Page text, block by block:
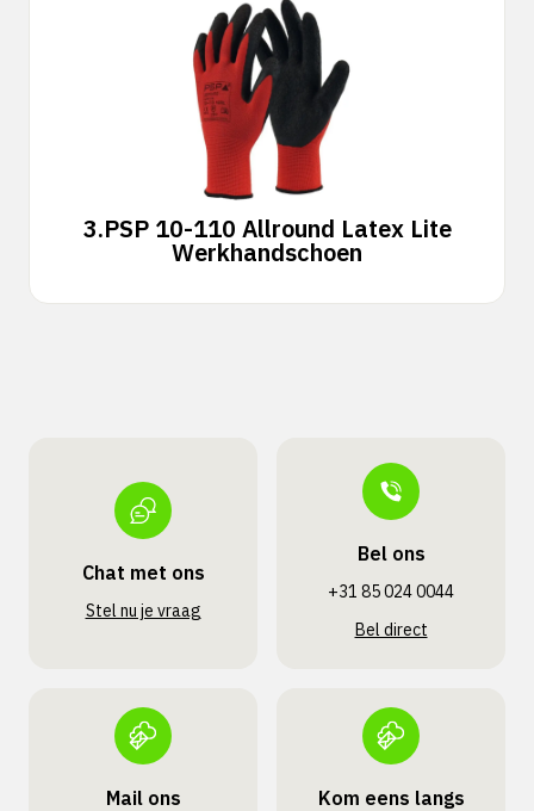
3.PSP 10-110 Allround Latex Lite
Werkhandschoen
Chat met ons
Stel nu je vraag
Bel ons
+31 85 024 0044
Bel direct
Mail ons Kom eens langs